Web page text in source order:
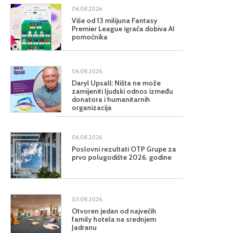
06.08.2026.
Više od 13 milijuna Fantasy
Premier League igrača dobiva AI
pomoćnika
06.08.2026.
Daryl Upsall: Ništa ne može
zamijeniti ljudski odnos između
donatora i humanitarnih
organizacija
06.08.2026.
Poslovni rezultati OTP Grupe za
prvo polugodište 2026. godine
03.08.2026.
Otvoren jedan od najvećih
family hotela na srednjem
Jadranu